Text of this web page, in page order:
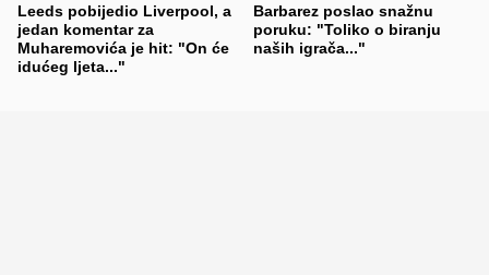
Leeds pobijedio Liverpool, a
jedan komentar za
Muharemovića je hit: "On će
idućeg ljeta..."
Barbarez poslao snažnu
poruku: "Toliko o biranju
naših igrača..."